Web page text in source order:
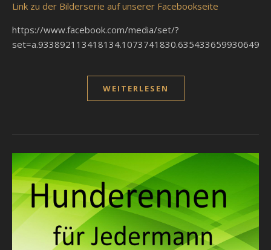
Link zu der Bilderserie auf unserer Facebookseite
https://www.facebook.com/media/set/?
WEITERLESEN